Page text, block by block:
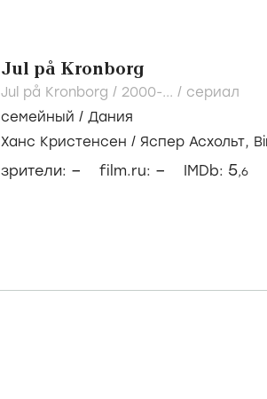
Jul på Kronborg
Jul på Kronborg / 2000-... / сериал
семейный / Дания
Ханс Кристенсен / Яспер Асхольт,
зрители: – film.ru: – IMDb: 5,6